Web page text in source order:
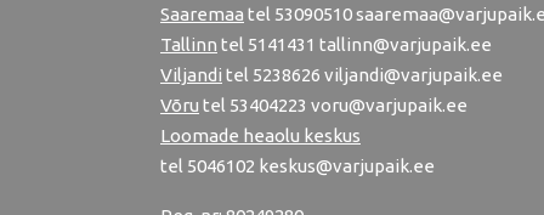
Saaremaa tel 53090510
Tallinn tel 5141431 tallinn@varjupaik.ee
Viljandi tel 5238626 viljandi@varjupaik.ee
Võru tel 53404223 voru@varjupaik.ee
Loomade heaolu keskus
tel 5046102 keskus@varjupaik.ee